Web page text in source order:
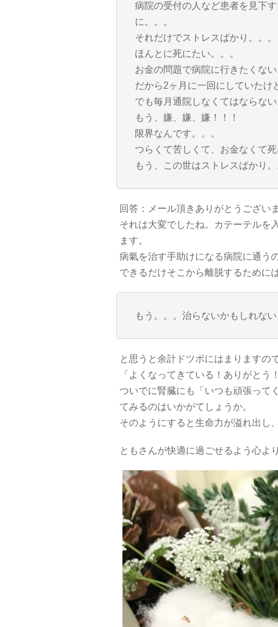
病院の受付の人など患者を見下
に。。。
それだけでストレスばかり。。。
ほんとに死にたい。。。
お金の問題で病院に行きたくない
だから2ヶ月に一回にしていたけ
でも毎月通院しなくてはならない
もう、嫌、嫌、嫌！！！
限界なんです。。。
つらくて苦しくて、お金なくて死
もう、この世はストレスばかり。
回答：メール頂きありがとうござい
それは大変でしたね。カテーテルを
ます。
病氣を治す手助けになる病院に通う
できるだけそこから離脱するためには
もう。。。治らないかもしれない
と思うと余計ドツボにはまりますの
「よくなってきている！ありがとう
ついでに腎臓にも「いつも頑張って
てみるのはいかがてしょうか。
そのようにすると生命力が溢れ出し
ともさんが快適に過ごせるよう心よ